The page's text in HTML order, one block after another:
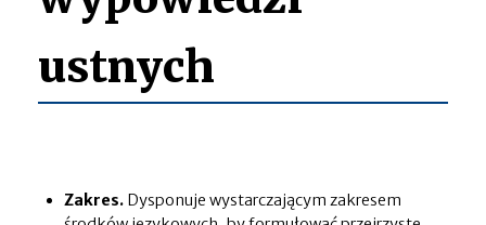
ustnych
Zakres. Dysponuje wystarczającym zakresem